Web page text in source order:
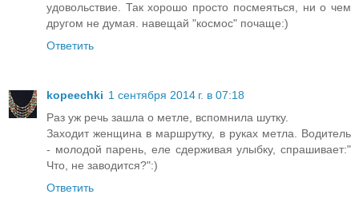
удовольствие. Так хорошо просто посмеяться, ни о чем
другом не думая. навещай "космос" почаще:)
Ответить
kopeechki 1 сентября 2014 г. в 07:18
Раз уж речь зашла о метле, вспомнила шутку.
Заходит женщина в маршрутку, в руках метла. Водитель
- молодой парень, еле сдерживая улыбку, спрашивает:"
Что, не заводится?":)
Ответить